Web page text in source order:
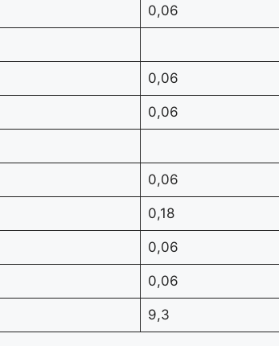
0,06
0,06
0,06
0,06
0,18
0,06
0,06
9,3